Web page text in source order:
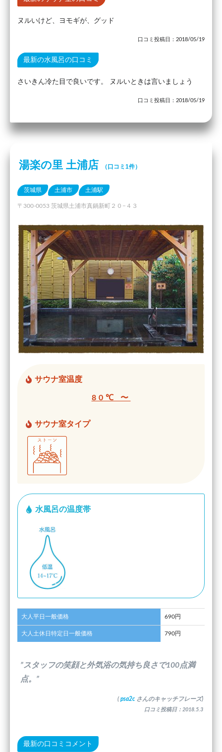
ヌルいけど、ヨモギが、グッド
口コミ投稿日：2018/05/19
最新の水風呂の口コミ
さいきん冷た目で良いです。 ヌルいときは言いましょう
口コミ投稿日：2018/05/19
湯楽の里 土浦店 （口コミ1件）
茨城県 土浦市 土浦駅
〒300-0053 茨城県土浦市真鍋新町２０−４３
サウナ室温度
80℃ 〜
サウナ室タイプ
水風呂の温度帯
大人平日一般価格 690円
大人土休日特定日一般価格 790円
”スタッフの笑顔と外気浴の気持ち良さで100点満
点。”
( psa2c さんのキャッチフレーズ)
口コミ投稿日：2018.5.3
最新の口コミコメント